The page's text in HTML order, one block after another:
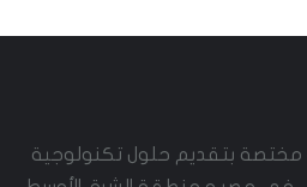
بتقديم حلول تكنولوجية